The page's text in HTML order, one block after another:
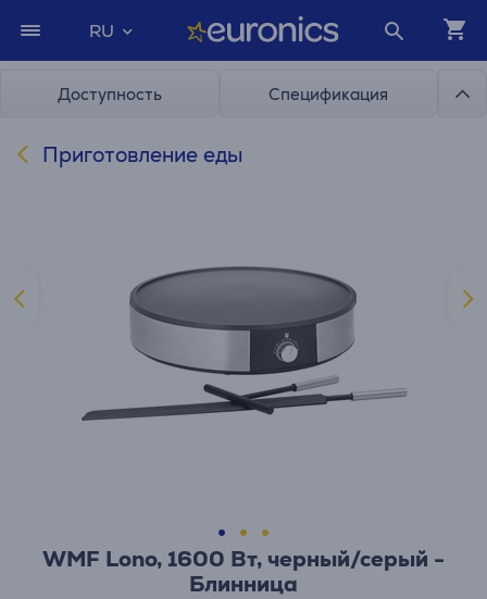
RU
Доступность Спецификация
Приготовление еды
WMF Lono, 1600 Вт, черный/серый -
Блинница